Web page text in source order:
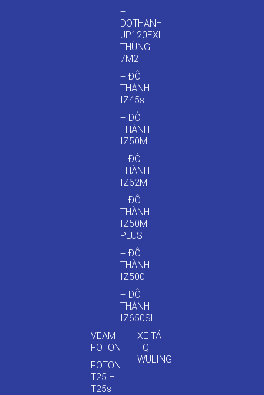
+
DOTHANH
JP120EXL
THÙNG
7M2
+ ĐÔ
THÀNH
IZ45s
+ ĐÔ
THÀNH
IZ50M
+ ĐÔ
THÀNH
IZ62M
+ ĐÔ
THÀNH
IZ50M
PLUS
+ ĐÔ
THÀNH
IZ500
+ ĐÔ
THÀNH
IZ650SL
VEAM –
FOTON
FOTON
T25 –
T25s
XE TẢI
TQ
WULING